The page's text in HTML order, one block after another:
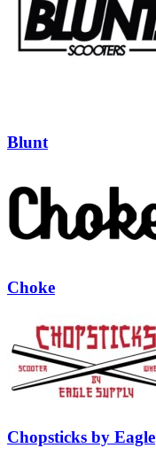
Blunt
Choke
Chopsticks by Eagle